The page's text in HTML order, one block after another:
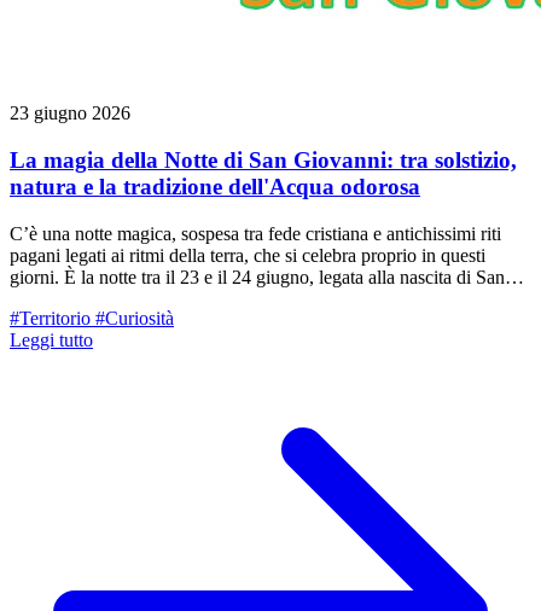
23 giugno 2026
La magia della Notte di San Giovanni: tra solstizio,
natura e la tradizione dell'Acqua odorosa
C’è una notte magica, sospesa tra fede cristiana e antichissimi riti
pagani legati ai ritmi della terra, che si celebra proprio in questi
giorni. È la notte tra il 23 e il 24 giugno, legata alla nascita di San
d’estate, il momento in cui il sole raggiunge la sua massima
inclinazione e dà ufficialmente il via alla bella stagione. È in questo
#Territorio #Curiosità
Leggi tutto